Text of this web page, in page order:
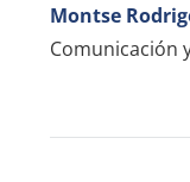
Montse
Comunicación